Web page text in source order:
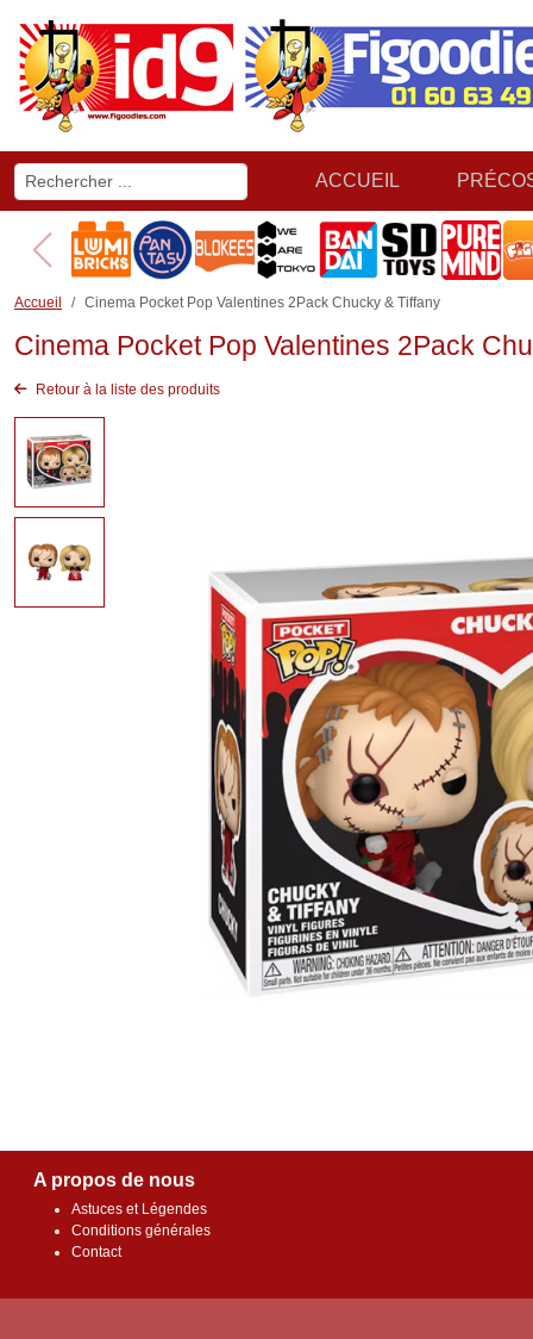
ACCUEIL
Accueil Cinema Pocket Pop Valentines 2Pack Chucky & Tiffany
Cinema Pocket Pop Valentines 2Pack
Retour à la liste des produits
A propos de nous
Astuces et Légendes
Conditions générales
Contact